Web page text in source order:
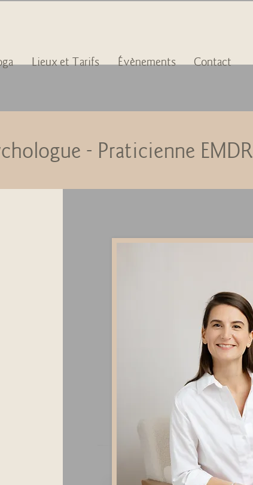
Lieux et Tarifs Évènements Contact
- Praticienne EMDR